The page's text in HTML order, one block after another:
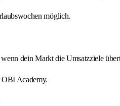
möglich.
dein Markt die Umsatzziele
OBI Academy.